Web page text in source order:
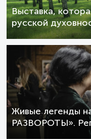
Выставка,
русской
Живые легенды
РАЗВОРОТЫ».